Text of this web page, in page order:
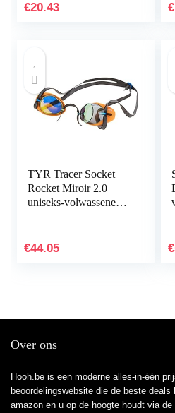
€20.43 €
TYR Tracer Socket
Rocket Miroir 2.0
uniseks-volwassene
€44.05 €
Over ons
Hooh.be is een moderne alles-in-één
beoordelingswebsite die de beste
amazon en u op de hoogte houdt via